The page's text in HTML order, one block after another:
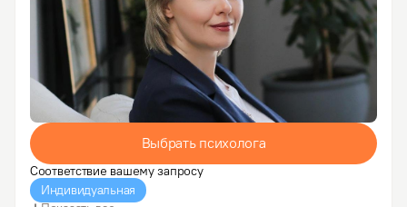
Выбрать психолога
Соответствие вашему запросу
Индивидуальная